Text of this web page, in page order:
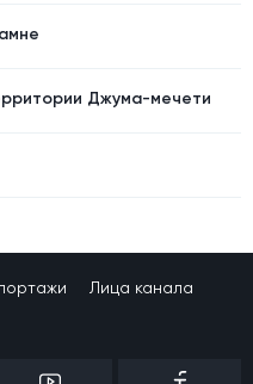
Джума-мечети
Лица канала